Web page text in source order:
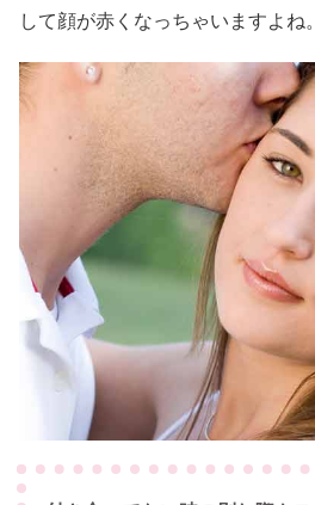
して顔が赤くなっちゃいますよね。